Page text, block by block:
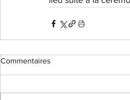
Commentaires